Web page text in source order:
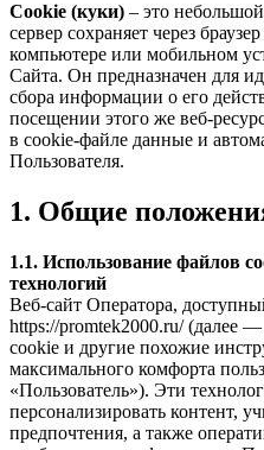
Cookie (куки) – это
сервер сохраняет через
компьютере или мобильном
Сайта. Он предназначен для
сбора информации о его
посещении этого же веб-
в cookie-файле данные и
Пользователя.
1. Общие
1.1. Использование файлов
технологий
Веб-сайт Оператора,
https://promtek2000.ru/ (далее
cookie и другие похожие
максимального комфорта
«Пользователь»). Эти
персонализировать контент,
предпочтения, а также